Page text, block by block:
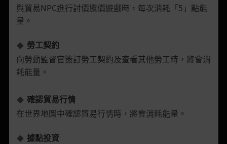
與貿易NPC進行討價還價遊戲時，每次消耗「5」點能
量。
勞工契約
向勞動監督官簽訂勞工契約及查看其他勞工時，將會消
耗能量。
確認貿易行情
在世界地圖中確認貿易行情時，將會消耗能量。
據點投資